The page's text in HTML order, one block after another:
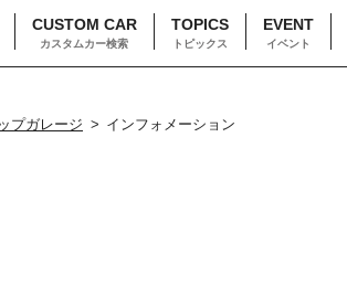
CUSTOM CAR
カスタムカー検索
TOPICS
トピックス
EVENT
イベント
プガレージ インフォメーション